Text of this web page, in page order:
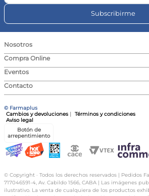
Subscribirme
Nosotros
Compra Online
Eventos
Contacto
© Farmaplus
Cambios y devoluciones
Términos y condiciones
Aviso legal
Botón de
arrepentimiento
© Copyright · Todos los derechos reservados | Pedidos
717046591-4, Av. Cabildo 1566, CABA | Las imágenes
ilustrativo. La venta de cualquiera de los productos